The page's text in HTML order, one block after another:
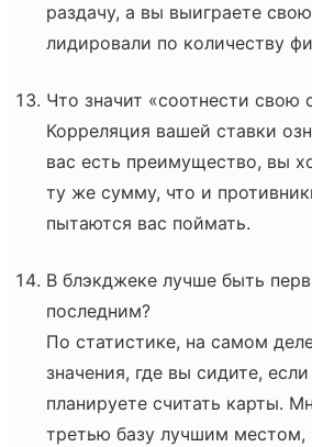
раздачу, а вы выиграете
лидировали по количеству
Что значит «соотнести свою
Корреляция вашей ставки
вас есть преимущество, вы
ту же сумму, что и
пытаются вас поймать.
В блэкджеке лучше быть
последним?
По статистике, на самом
значения, где вы сидите,
планируете считать карты.
третью базу лучшим местом,